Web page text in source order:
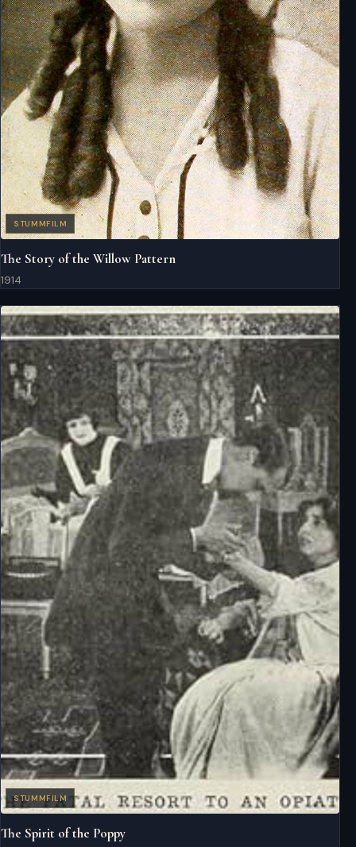
STUMMFILM
The Story of the Willow Pattern
1914
STUMMFILM
The Spirit of the Poppy